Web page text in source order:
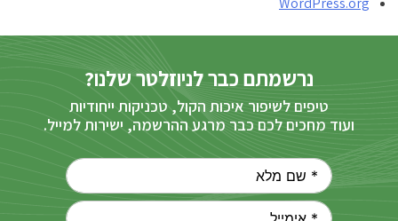
נרשמתם כבר לניוזלטר שלנו?
טיפים לשיפור איכות הקול, טכניקות ייחודיות
ועוד מחכים לכם כבר מרגע ההרשמה, ישירות למייל.